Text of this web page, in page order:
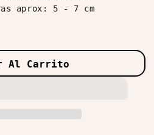
aprox: 5 - 7 cm
Al Carrito